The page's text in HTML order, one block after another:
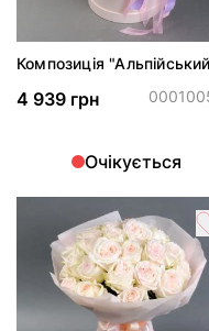
Композиція "Альпійський
4 939 грн
Очікується